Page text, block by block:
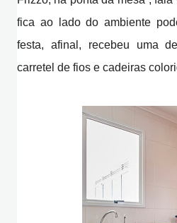
fica ao lado do ambiente
festa, afinal, recebeu uma
carretel de fios e cadeiras